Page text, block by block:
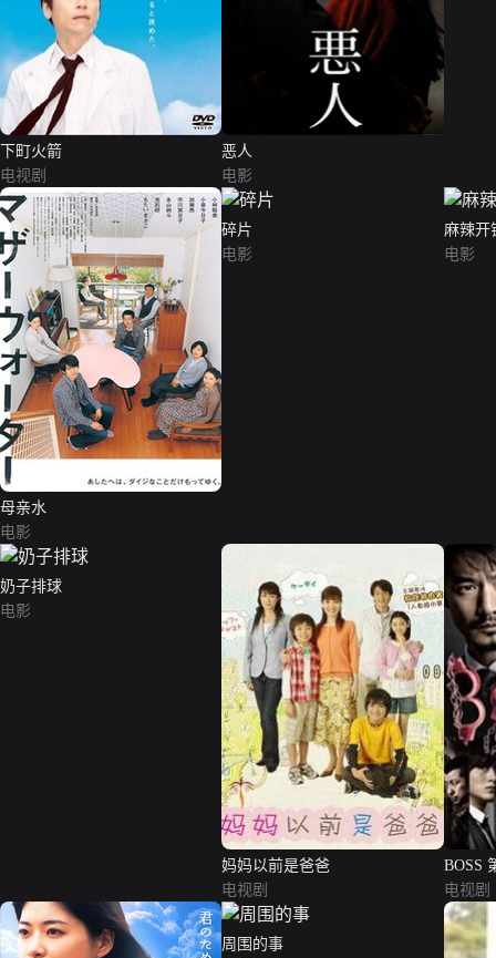
下町火箭
电视剧
恶人
电影
母亲水
电影
碎片
电影
麻辣开
电影
奶子排球
电影
妈妈以前是爸爸
电视剧
BOSS
电视剧
周围的事